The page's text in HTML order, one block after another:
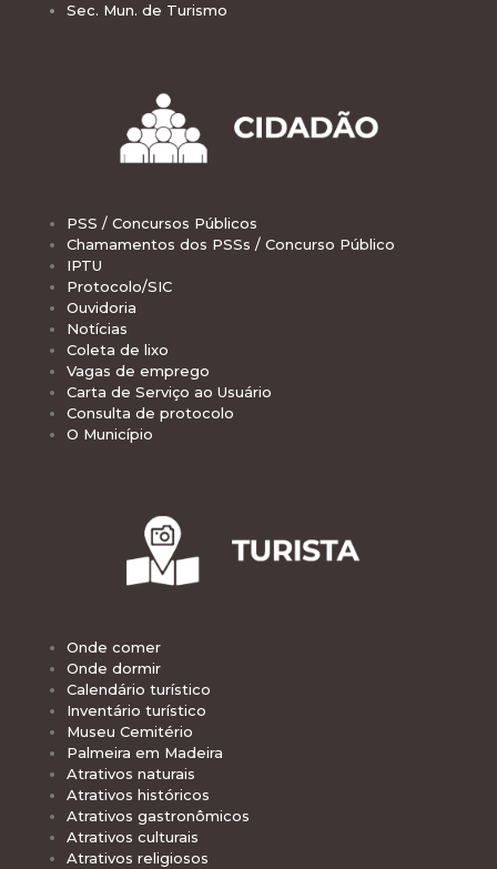
Sec. Mun. de Turismo
PSS / Concursos Públicos
Chamamentos dos PSSs / Concurso Público
IPTU
Protocolo/SIC
Ouvidoria
Notícias
Coleta de lixo
Vagas de emprego
Carta de Serviço ao Usuário
Consulta de protocolo
O Município
Onde comer
Onde dormir
Calendário turístico
Inventário turístico
Museu Cemitério
Palmeira em Madeira
Atrativos naturais
Atrativos históricos
Atrativos gastronômicos
Atrativos culturais
Atrativos religiosos